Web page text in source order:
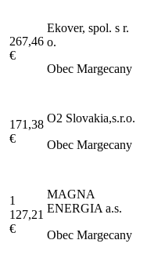
267,46
€
Ekover, spol. s r.
o.
Obec Margecany
171,38
€
O2 Slovakia,s.r.o.
Obec Margecany
1
127,21
€
MAGNA
ENERGIA a.s.
Obec Margecany